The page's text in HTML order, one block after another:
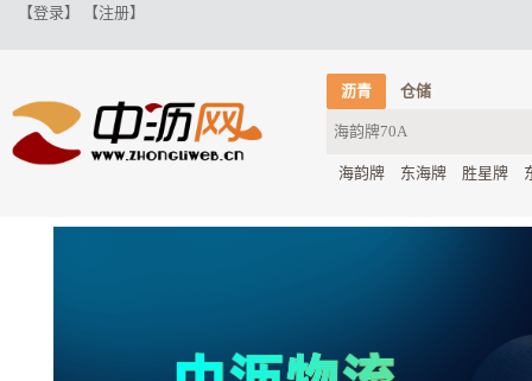
【登录】 【注册】
沥青 仓储
海韵牌 东海牌 胜星牌